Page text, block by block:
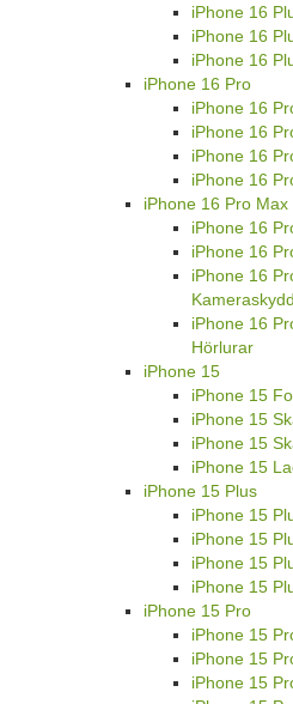
iPhone 16
iPhone 16
iPhone 16
iPhone 16 Pro
iPhone 16
iPhone 16
iPhone 16
iPhone 16
iPhone 16 Pro Max
iPhone 16
iPhone 16
iPhone 16
Kameraskydd
iPhone 16
Hörlurar
iPhone 15
iPhone 15
iPhone 15
iPhone 15
iPhone 15
iPhone 15 Plus
iPhone 15
iPhone 15
iPhone 15
iPhone 15
iPhone 15 Pro
iPhone 15
iPhone 15
iPhone 15